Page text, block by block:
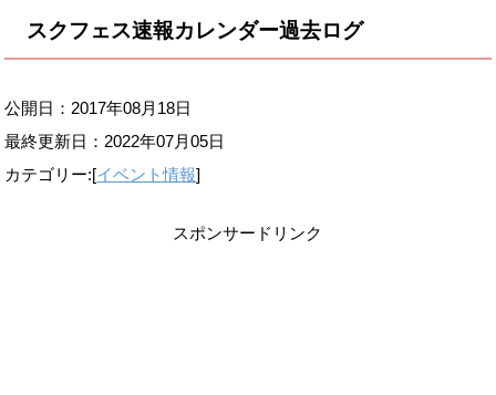
スクフェス速報カレンダー過去ログ
公開日：2017年08月18日
最終更新日： 2022年07月05日
カテゴリー:[イベント情報]
スポンサードリンク